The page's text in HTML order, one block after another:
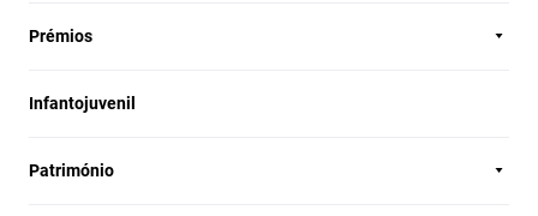
Prémios
Infantojuvenil
Património